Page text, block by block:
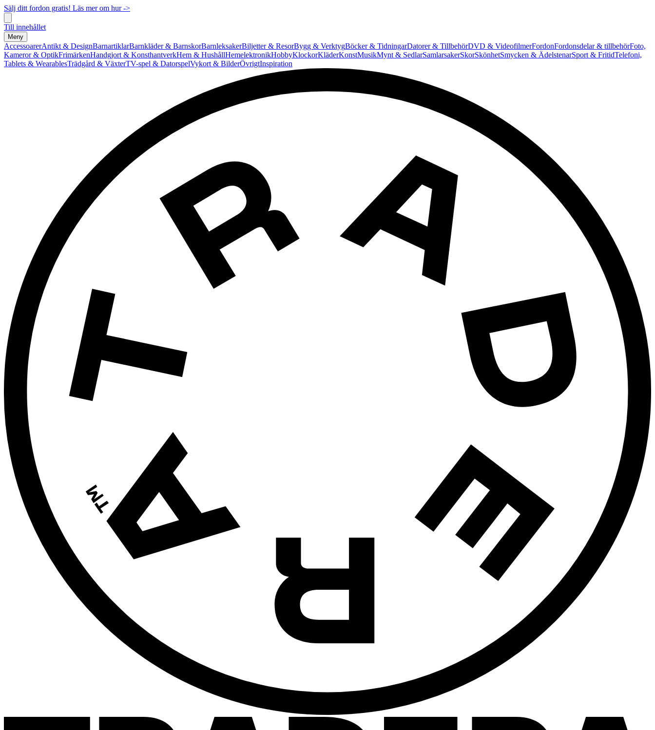
Sälj ditt fordon gratis! Läs mer om hur ->
Till innehållet
Meny
AccessoarerAntikt & DesignBarnartiklarBarnkläder & BarnskorBarnleksakerBiljetter & ResorBygg & VerktygBöcker & TidningarDatorer & TillbehörDVD & VideofilmerFordonFordonsdelar & tillbehörFoto,
Kameror & OptikFrimärkenHandgjort & KonsthantverkHem & HushållHemelektronikHobbyKlockorKläderKonstMusikMynt & SedlarSamlarsakerSkorSkönhetSmycken & ÄdelstenarSport & FritidTelefoni,
Tablets & WearablesTrädgård & VäxterTV-spel & DatorspelVykort & BilderÖvrigtInspiration